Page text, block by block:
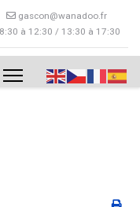
gascon@wanadoo.fr
à 12:30 / 13:30 à 17:30